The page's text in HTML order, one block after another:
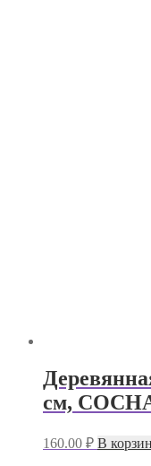
см,
160.00 ₽ В